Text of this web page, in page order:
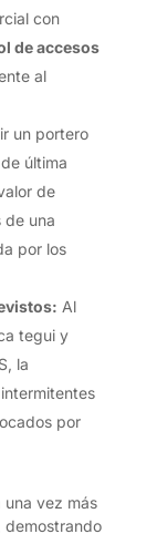
con
de accesos
al
un portero
última
de
de una
por los
Al
tegui y
la
por
una vez más
demostrando